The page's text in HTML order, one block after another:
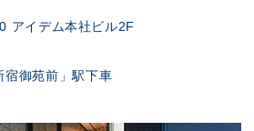
アイデム本社ビル2F
宿御苑前」駅下車